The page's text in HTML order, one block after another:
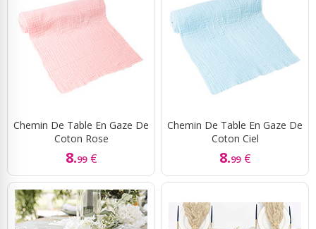
Chemin De Table En Gaze De
Coton Rose
8.99 €
Chemin De Table En Gaze De
Coton Ciel
8.99 €